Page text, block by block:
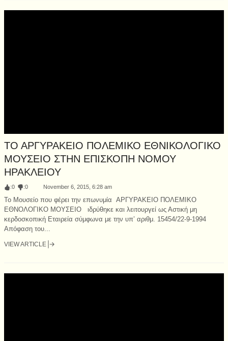
ΤΟ ΑΡΓΥΡΑΚΕΙΟ ΠΟΛΕΜΙΚΟ ΕΘΝΙΚΟΛΟΓΙΚΟ
ΜΟΥΣΕΙΟ ΣΤΗΝ ΕΠΙΣΚΟΠΗ ΝΟΜΟΥ
ΗΡΑΚΛΕΙΟΥ
:0 :0 November 6, 2015, 6:28 am
Το Μουσείο που φέρει την επωνυμία ΑΡΓΥΡΑΚΕΙΟ ΠΟΛΕΜΙΚΟ
ΕΘΝΟΛΟΓΙΚΟ ΜΟΥΣΕΙΟ ιδρύθηκε και λειτουργεί ως Αστική μη
κερδοσκοπική Εταιρεία σύμφωνα με την υπ’ αριθμ. 15454/22-9-1994
Απόφαση του...
VIEW ARTICLE